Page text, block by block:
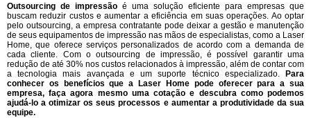
Outsourcing de impressão é uma solução eficiente para empresas que
buscam reduzir custos e aumentar a eficiência em suas operações. Ao optar
pelo outsourcing, a empresa contratante pode deixar a gestão e manutenção
de seus equipamentos de impressão nas mãos de especialistas, como a Laser
Home, que oferece serviços personalizados de acordo com a demanda de
cada cliente. Com o outsourcing de impressão, é possível garantir uma
redução de até 30% nos custos relacionados à impressão, além de contar com
a tecnologia mais avançada e um suporte técnico especializado. Para
conhecer os benefícios que a Laser Home pode oferecer para a sua
empresa, faça agora mesmo uma cotação e descubra como podemos
ajudá-lo a otimizar os seus processos e aumentar a produtividade da sua
equipe.